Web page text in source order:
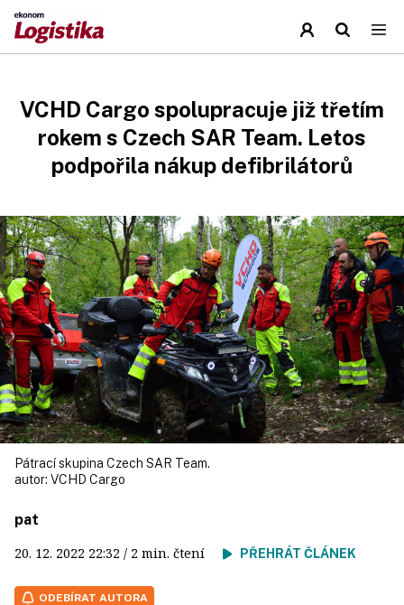
VCHD Cargo spolupracuje již třetím
rokem s Czech SAR Team. Letos
podpořila nákup defibrilátorů
Pátrací skupina Czech SAR Team.
autor: VCHD Cargo
pat
20. 12. 2022 22:32 / 2 min. čtení PŘEHRÁT ČLÁNEK
ODEBÍRAT AUTORA